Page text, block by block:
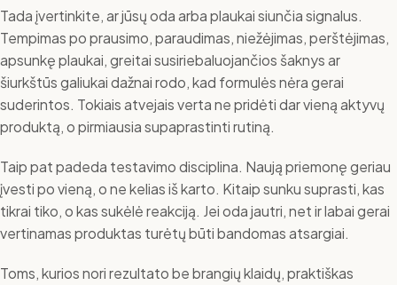
Tada įvertinkite, ar jūsų oda arba plaukai siunčia signalus.
Tempimas po prausimo, paraudimas, niežėjimas, perštėjimas,
apsunkę plaukai, greitai susiriebaluojančios šaknys ar
šiurkštūs galiukai dažnai rodo, kad formulės nėra gerai
suderintos. Tokiais atvejais verta ne pridėti dar vieną aktyvų
produktą, o pirmiausia supaprastinti rutiną.
Taip pat padeda testavimo disciplina. Naują priemonę geriau
įvesti po vieną, o ne kelias iš karto. Kitaip sunku suprasti, kas
tikrai tiko, o kas sukėlė reakciją. Jei oda jautri, net ir labai gerai
vertinamas produktas turėtų būti bandomas atsargiai.
Toms, kurios nori rezultato be brangių klaidų, praktiškas